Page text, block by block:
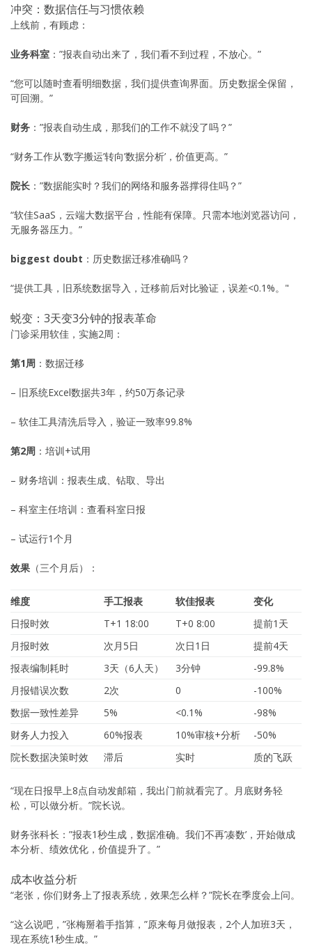
冲突：数据信任与习惯依赖
上线前，有顾虑：
业务科室 ：”报表自动出来了，我们看不到过程，不放心。”
“您可以随时查看明细数据，我们提供查询界面。历史数据全保留，
可回溯。”
财务 ：”报表自动生成，那我们的工作不就没了吗？”
“财务工作从’数字搬运’转向’数据分析’，价值更高。”
院长 ：”数据能实时？我们的网络和服务器撑得住吗？”
“软佳SaaS，云端大数据平台，性能有保障。只需本地浏览器访问，
无服务器压力。”
biggest doubt ：历史数据迁移准确吗？
“提供工具，旧系统数据导入，迁移前后对比验证，误差<0.1%。"
蜕变：3天变3分钟的报表革命
门诊采用软佳，实施2周：
第1周 ：数据迁移
– 旧系统Excel数据共3年，约50万条记录
– 软佳工具清洗后导入，验证一致率99.8%
第2周 ：培训+试用
– 财务培训：报表生成、钻取、导出
– 科室主任培训：查看科室日报
– 试运行1个月
效果 （三个月后）：
维度 手工报表 软佳报表
变化
日报时效
T+1 18:00 T+0 8:00
提前1天
月报时效
次月5日 次日1日
提前4天
报表编制耗时
3天（6人天） 3分钟
-99.8%
月报错误次数
2次 0
-100%
数据一致性差异
5% <0.1%
-98%
财务人力投入
60%报表 10%审核+分析
-50%
院长数据决策时效
滞后 实时 质的飞跃
“现在日报早上8点自动发邮箱，我出门前就看完了。月底财务轻
松，可以做分析。”院长说。
财务张科长：”报表1秒生成，数据准确。我们不再’凑数’，开始做成
本分析、绩效优化，价值提升了。”
成本收益分析
“老张，你们财务上了报表系统，效果怎么样？”院长在季度会上问。
“这么说吧，”张梅掰着手指算，”原来每月做报表，2个人加班3天，
现在系统1秒生成。”